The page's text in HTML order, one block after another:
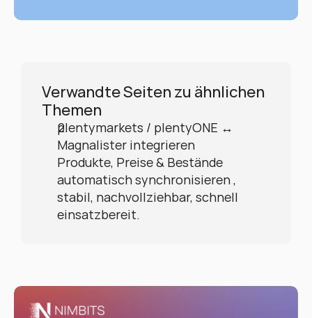
Verwandte Seiten zu ähnlichen
Themen
plentymarkets / plentyONE ↔
Magnalister integrieren
Produkte, Preise & Bestände
automatisch synchronisieren ,
stabil, nachvollziehbar, schnell
einsatzbereit.